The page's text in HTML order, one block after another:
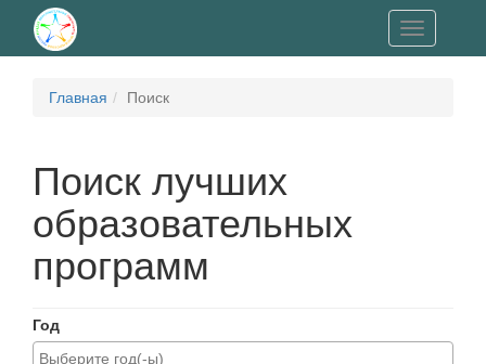
Toggle
navigation
Главная Поиск
Поиск лучших
образовательных
программ
Год